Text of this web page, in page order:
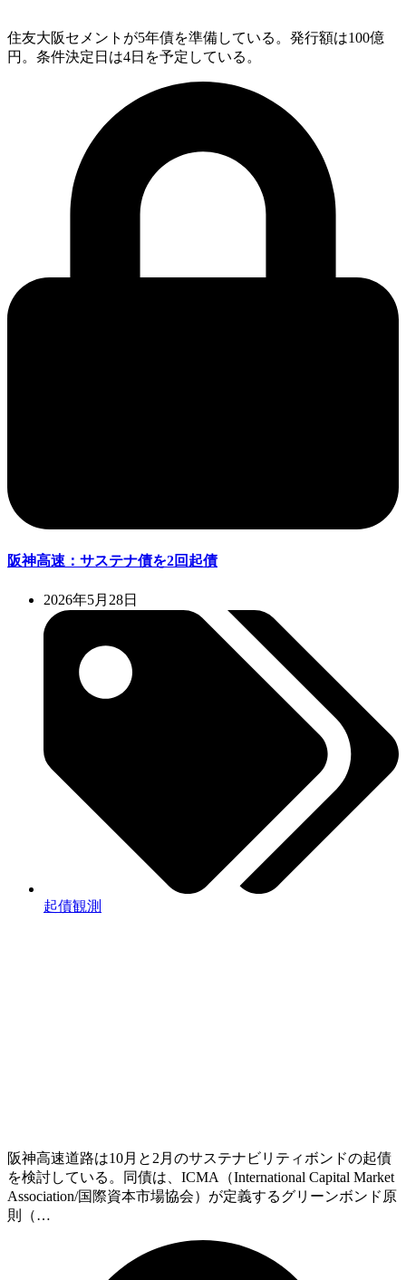
住友大阪セメントが5年債を準備している。発行額は100億
円。条件決定日は4日を予定している。
阪神高速：サステナ債を2回起債
2026年5月28日
起債観測
阪神高速道路は10月と2月のサステナビリティボンドの起債
を検討している。同債は、ICMA（International Capital Market
Association/国際資本市場協会）が定義するグリーンボンド原
則（…